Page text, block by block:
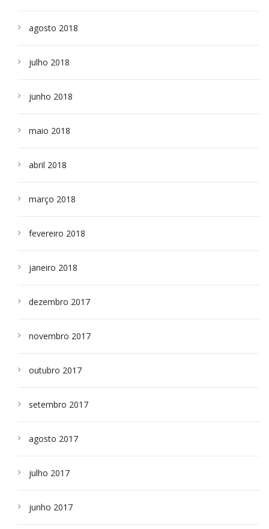
agosto 2018
julho 2018
junho 2018
maio 2018
abril 2018
março 2018
fevereiro 2018
janeiro 2018
dezembro 2017
novembro 2017
outubro 2017
setembro 2017
agosto 2017
julho 2017
junho 2017